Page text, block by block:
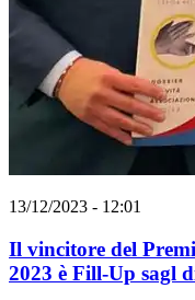
13/12/2023 - 12:01
Il vincitore del
2023 è Fill-Up sagl